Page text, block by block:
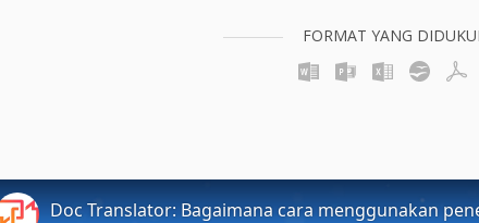
FORMAT YANG